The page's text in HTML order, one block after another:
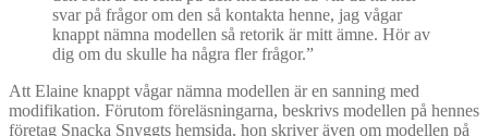
svar på frågor om den så kontakta henne, jag vågar
knappt nämna modellen så retorik är mitt ämne. Hör av
dig om du skulle ha några fler frågor.”
Att Elaine knappt vågar nämna modellen är en sanning med
modifikation. Förutom föreläsningarna, beskrivs modellen på hennes
företag Snacka Snyggts hemsida, hon skriver även om modellen på